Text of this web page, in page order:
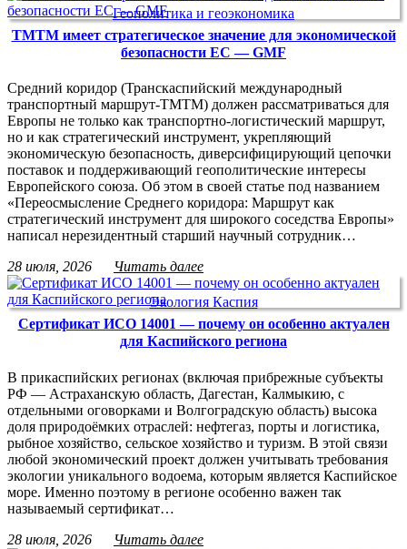
Геополитика и геоэкономика
ТМТМ имеет стратегическое значение для экономической
безопасности ЕС — GMF
Средний коридор (Транскаспийский международный
транспортный маршрут-ТМТМ) должен рассматриваться для
Европы не только как транспортно-логистический маршрут,
но и как стратегический инструмент, укрепляющий
экономическую безопасность, диверсифицирующий цепочки
поставок и поддерживающий геополитические интересы
Европейского союза. Об этом в своей статье под названием
«Переосмысление Среднего коридора: Маршрут как
стратегический инструмент для широкого соседства Европы»
написал нерезидентный старший научный сотрудник…
28 июля, 2026
Читать далее
Экология Каспия
Сертификат ИСО 14001 — почему он особенно актуален
для Каспийского региона
В прикаспийских регионах (включая прибрежные субъекты
РФ — Астраханскую область, Дагестан, Калмыкию, с
отдельными оговорками и Волгоградскую область) высока
доля природоёмких отраслей: нефтегаз, порты и логистика,
рыбное хозяйство, сельское хозяйство и туризм. В этой связи
любой экономический проект должен учитывать требования
экологии уникального водоема, которым является Каспийское
море. Именно поэтому в регионе особенно важен так
называемый сертификат…
28 июля, 2026
Читать далее